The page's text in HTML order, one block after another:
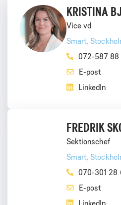
KRISTINA
Vice vd
Smart,
072-587 88
LinkedIn
FREDRIK
Sektionschef
Smart,
070-301 28
LinkedIn